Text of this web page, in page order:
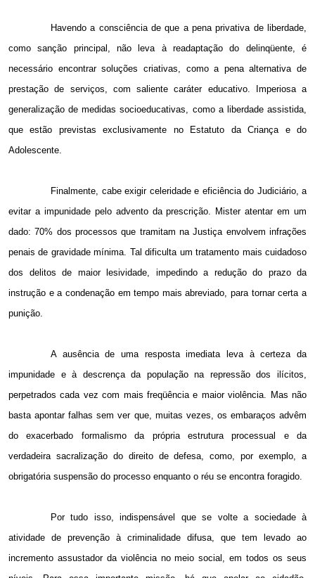
Havendo a consciência de que a pena privativa de liberdade,
como sanção principal, não leva à readaptação do delinqüente, é
necessário encontrar soluções criativas, como a pena alternativa de
prestação de serviços, com saliente caráter educativo. Imperiosa a
generalização de medidas socioeducativas, como a liberdade assistida,
que estão previstas exclusivamente no Estatuto da Criança e do
Adolescente.
Finalmente, cabe exigir celeridade e eficiência do Judiciário, a
evitar a impunidade pelo advento da prescrição. Mister atentar em um
dado: 70% dos processos que tramitam na Justiça envolvem infrações
penais de gravidade mínima. Tal dificulta um tratamento mais cuidadoso
dos delitos de maior lesividade, impedindo a redução do prazo da
instrução e a condenação em tempo mais abreviado, para tornar certa a
punição.
A ausência de uma resposta imediata leva à certeza da
impunidade e à descrença da população na repressão dos ilícitos,
perpetrados cada vez com mais freqüência e maior violência. Mas não
basta apontar falhas sem ver que, muitas vezes, os embaraços advêm
do exacerbado formalismo da própria estrutura processual e da
verdadeira sacralização do direito de defesa, como, por exemplo, a
obrigatória suspensão do processo enquanto o réu se encontra foragido.
Por tudo isso, indispensável que se volte a sociedade à
atividade de prevenção à criminalidade difusa, que tem levado ao
incremento assustador da violência no meio social, em todos os seus